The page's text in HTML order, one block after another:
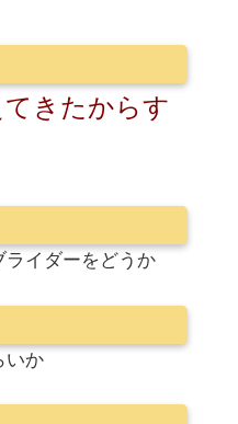
きたからす
イダーをどうか
いか